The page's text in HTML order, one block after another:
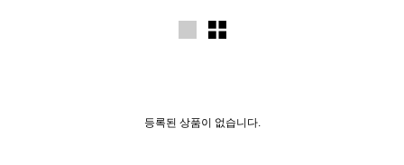
등록된 상품이 없습니다.